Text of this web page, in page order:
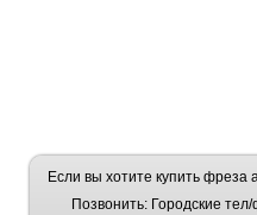
Если вы хотите купить
Позвонить: Городские